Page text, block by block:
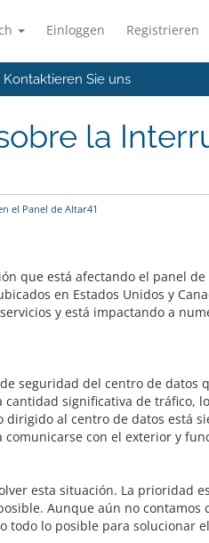
Einloggen Registrieren
Kontaktieren Sie uns
la
el Panel de Altar41
que está afectando el panel de
en Estados Unidos y
y está impactando a
seguridad del centro de datos
cantidad significativa de tráfico,
al centro de datos está
con el exterior y
esta situación. La prioridad
Aunque aún no contamos
todo lo posible para solucionar